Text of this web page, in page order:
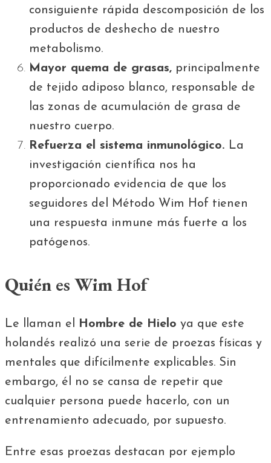
consiguiente rápida descomposición de los
productos de deshecho de nuestro
metabolismo.
Mayor quema de grasas, principalmente
de tejido adiposo blanco, responsable de
las zonas de acumulación de grasa de
nuestro cuerpo.
Refuerza el sistema inmunológico. La
investigación científica nos ha
proporcionado evidencia de que los
seguidores del Método Wim Hof ​​tienen
una respuesta inmune más fuerte a los
patógenos.
Quién es Wim Hof
Le llaman el Hombre de Hielo ya que este
holandés realizó una serie de proezas físicas y
mentales que difícilmente explicables. Sin
embargo, él no se cansa de repetir que
cualquier persona puede hacerlo, con un
entrenamiento adecuado, por supuesto.
Entre esas proezas destacan por ejemplo